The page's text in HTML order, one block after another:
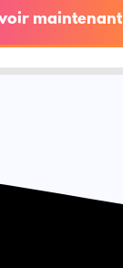
maintenant